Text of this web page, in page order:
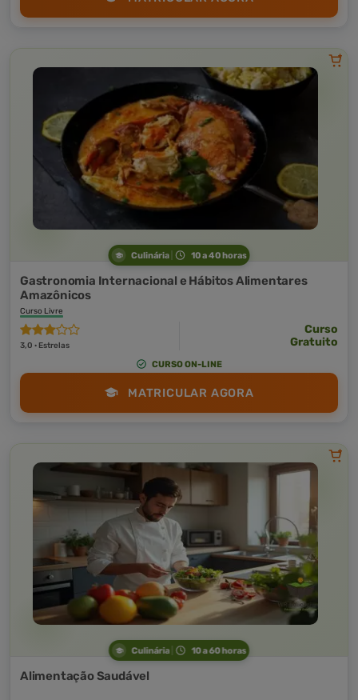
Culinária 10 a 40 horas
Gastronomia Internacional e Hábitos Alimentares
Amazônicos
Curso Livre
3,0 · Estrelas
Curso
Gratuito
CURSO ON-LINE
MATRICULAR AGORA
Culinária 10 a 60 horas
Alimentação Saudável